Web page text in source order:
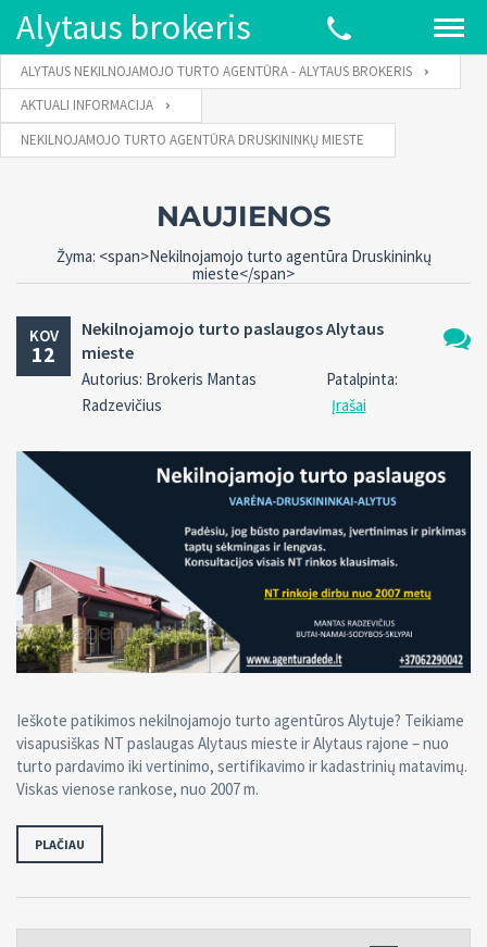
Alytaus brokeris
ALYTAUS NEKILNOJAMOJO TURTO AGENTŪRA - ALYTAUS BROKERIS
AKTUALI INFORMACIJA
NEKILNOJAMOJO TURTO AGENTŪRA DRUSKININKŲ MIESTE
NAUJIENOS
Žyma: <span>Nekilnojamojo turto agentūra Druskininkų
mieste</span>
KOV
12
Nekilnojamojo turto paslaugos Alytaus
mieste
Autorius: Brokeris Mantas
Radzevičius
Patalpinta:
Įrašai
Ieškote patikimos nekilnojamojo turto agentūros Alytuje? Teikiame
visapusiškas NT paslaugas Alytaus mieste ir Alytaus rajone – nuo
turto pardavimo iki vertinimo, sertifikavimo ir kadastrinių matavimų.
Viskas vienose rankose, nuo 2007 m.
PLAČIAU